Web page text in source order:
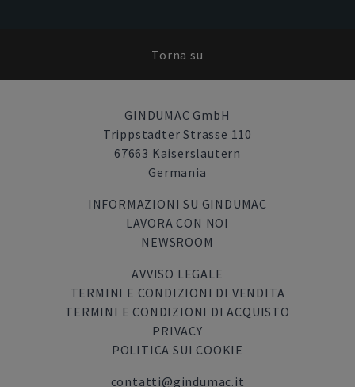
Torna su
GINDUMAC GmbH
Trippstadter Strasse 110
67663 Kaiserslautern
Germania
INFORMAZIONI SU GINDUMAC
LAVORA CON NOI
NEWSROOM
AVVISO LEGALE
TERMINI E CONDIZIONI DI VENDITA
TERMINI E CONDIZIONI DI ACQUISTO
PRIVACY
POLITICA SUI COOKIE
contatti@gindumac.it